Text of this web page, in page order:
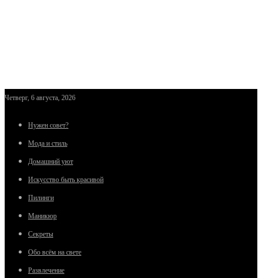
Четверг, 6 августа, 2026
Нужен совет?
Мода и стиль
Домашний уют
Искусство быть красивой
Пилинги
Маникюр
Секреты
Обо всём на свете
Развлечение